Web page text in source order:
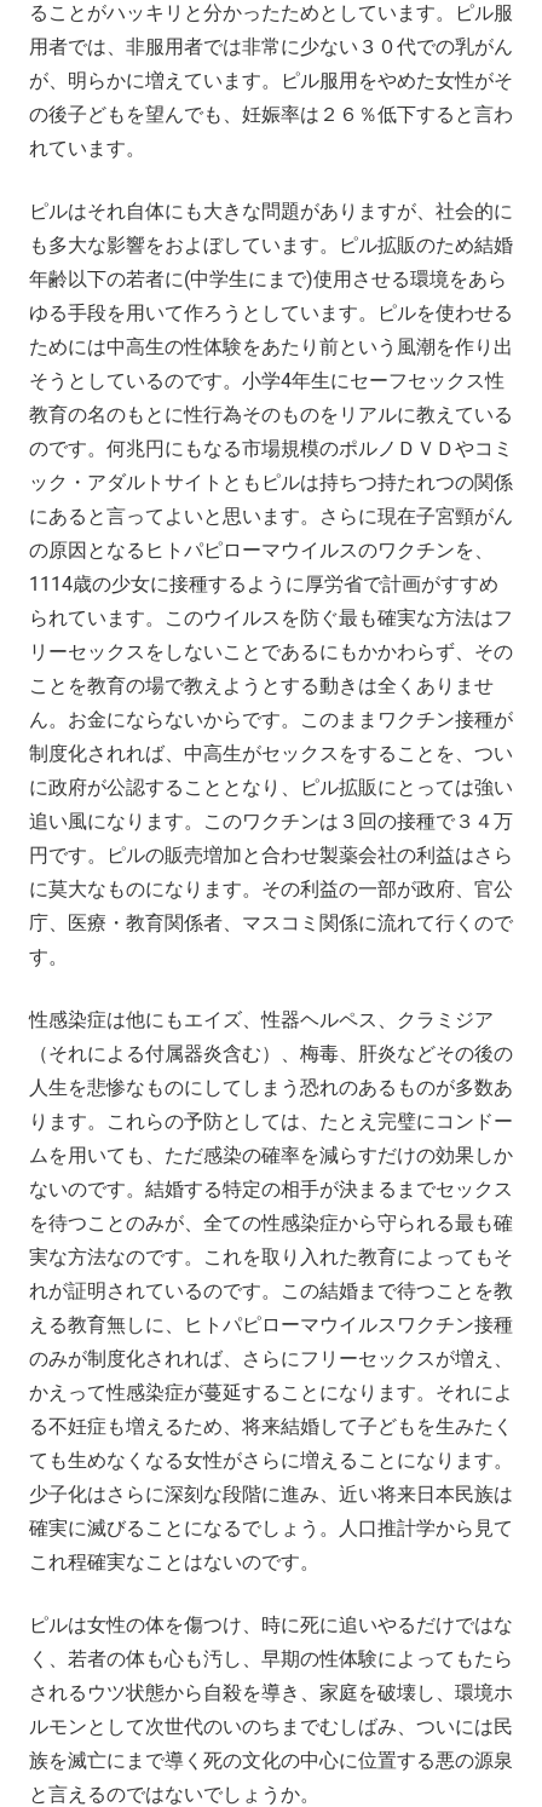
ることがハッキリと分かったためとしています。ピル服
用者では、非服用者では非常に少ない３０代での乳がん
が、明らかに増えています。ピル服用をやめた女性がそ
の後子どもを望んでも、妊娠率は２６％低下すると言わ
れています。
ピルはそれ自体にも大きな問題がありますが、社会的に
も多大な影響をおよぼしています。ピル拡販のため結婚
年齢以下の若者に(中学生にまで)使用させる環境をあら
ゆる手段を用いて作ろうとしています。ピルを使わせる
ためには中高生の性体験をあたり前という風潮を作り出
そうとしているのです。小学4年生にセーフセックス性
教育の名のもとに性行為そのものをリアルに教えている
のです。何兆円にもなる市場規模のポルノＤＶＤやコミ
ック・アダルトサイトともピルは持ちつ持たれつの関係
にあると言ってよいと思います。さらに現在子宮頸がん
の原因となるヒトパピローマウイルスのワクチンを、
1114歳の少女に接種するように厚労省で計画がすすめ
られています。このウイルスを防ぐ最も確実な方法はフ
リーセックスをしないことであるにもかかわらず、その
ことを教育の場で教えようとする動きは全くありませ
ん。お金にならないからです。このままワクチン接種が
制度化されれば、中高生がセックスをすることを、つい
に政府が公認することとなり、ピル拡販にとっては強い
追い風になります。このワクチンは３回の接種で３４万
円です。ピルの販売増加と合わせ製薬会社の利益はさら
に莫大なものになります。その利益の一部が政府、官公
庁、医療・教育関係者、マスコミ関係に流れて行くので
す。
性感染症は他にもエイズ、性器ヘルペス、クラミジア
（それによる付属器炎含む）、梅毒、肝炎などその後の
人生を悲惨なものにしてしまう恐れのあるものが多数あ
ります。これらの予防としては、たとえ完璧にコンドー
ムを用いても、ただ感染の確率を減らすだけの効果しか
ないのです。結婚する特定の相手が決まるまでセックス
を待つことのみが、全ての性感染症から守られる最も確
実な方法なのです。これを取り入れた教育によってもそ
れが証明されているのです。この結婚まで待つことを教
える教育無しに、ヒトパピローマウイルスワクチン接種
のみが制度化されれば、さらにフリーセックスが増え、
かえって性感染症が蔓延することになります。それによ
る不妊症も増えるため、将来結婚して子どもを生みたく
ても生めなくなる女性がさらに増えることになります。
少子化はさらに深刻な段階に進み、近い将来日本民族は
確実に滅びることになるでしょう。人口推計学から見て
これ程確実なことはないのです。
ピルは女性の体を傷つけ、時に死に追いやるだけではな
く、若者の体も心も汚し、早期の性体験によってもたら
されるウツ状態から自殺を導き、家庭を破壊し、環境ホ
ルモンとして次世代のいのちまでむしばみ、ついには民
族を滅亡にまで導く死の文化の中心に位置する悪の源泉
と言えるのではないでしょうか。